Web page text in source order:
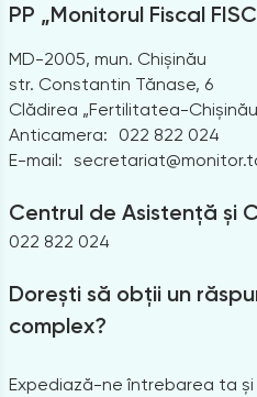
PP „Monitorul Fiscal
MD-2005, mun. Chișinău
str. Constantin Tănase, 6
Clădirea „Fertilitatea-
Anticamera:
022 822 024
E-mail:
Centrul de Asistență și
022 822 024
Dorești să obții un
complex?
Expediază-ne întrebarea ta